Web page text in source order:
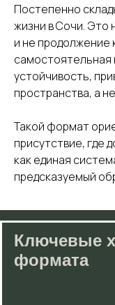
Постепенно
жизни в Сочи. Это
и не продолжение
самостоятельная
устойчивость,
пространства, а
Такой формат
присутствие, где
как единая
предсказуемый
Ключевые
формата